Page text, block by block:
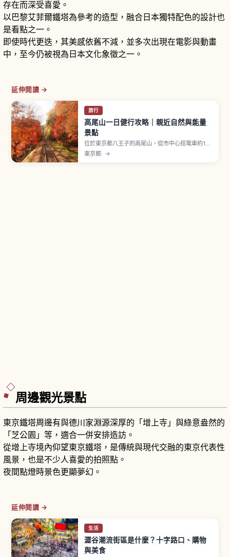
存在而深受喜愛。
以巴黎艾菲爾鐵塔為參考的造型，融合日本獨特配色的設計也
是看點之一。
即使時代更迭，其美感依舊不減，並多次出現在電影與動畫
中，至今仍被視為日本文化象徵之一。
延伸閱讀 →
旅行
高尾山一日健行攻略｜親近自然與能量
景點
位於東京都八王子的高尾山，從市中心搭電車約1小
時即可抵達，是人氣的一日健行景點。文章介紹多
東京都 →
周邊觀光景點
東京鐵塔周邊有與德川家淵源深厚的「增上寺」與綠意盎然的
「芝公園」等，適合一併安排造訪。
從增上寺境內仰望東京鐵塔，是傳統與現代交融的東京代表性
風景，也是不少人喜愛的拍照點。
夜間點燈時景色更顯夢幻。
延伸閱讀 →
生活
澀谷潮流街區是什麼？十字路口、購物
與美食